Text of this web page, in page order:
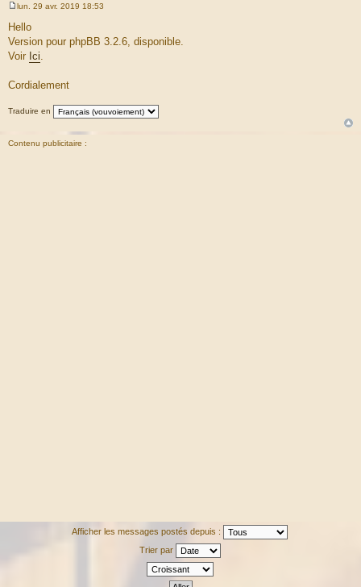
e
s
s
a
g
lun. 29 avr. 2019 18:53
Hello
Version pour phpBB 3.2.6, disponible.
Voir Ici.
Cordialement
Traduire en
Contenu publicitaire :
Afficher les messages postés depuis :
Trier par